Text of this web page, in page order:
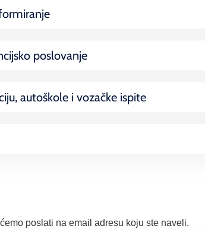
poslovanje
autoškole i vozačke ispite
poslati na email adresu koju ste naveli.